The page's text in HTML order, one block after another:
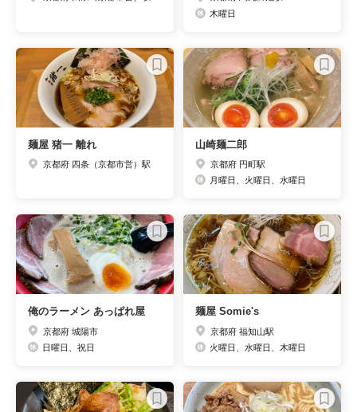
木曜日
麺屋 猪一 離れ
京都府 四条（京都市営）駅
山崎麺二郎
京都府 円町駅
月曜日、火曜日、水曜日
俺のラーメン あっぱれ屋
京都府 城陽市
日曜日、祝日
麺屋 Somie's
京都府 福知山駅
火曜日、水曜日、木曜日